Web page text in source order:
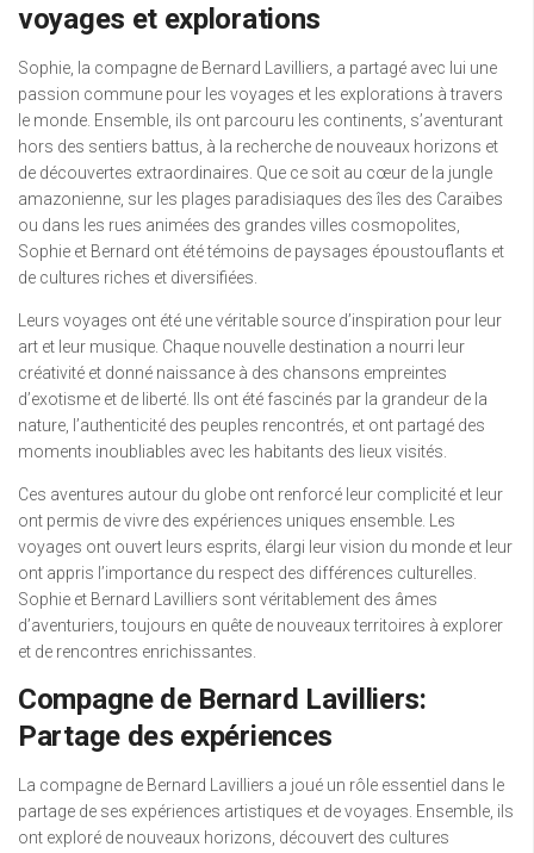
voyages et explorations
Sophie, la compagne de Bernard Lavilliers, a partagé avec lui une
passion commune pour les voyages et les explorations à travers
le monde. Ensemble, ils ont parcouru les continents, s’aventurant
hors des sentiers battus, à la recherche de nouveaux horizons et
de découvertes extraordinaires. Que ce soit au cœur de la jungle
amazonienne, sur les plages paradisiaques des îles des Caraïbes
ou dans les rues animées des grandes villes cosmopolites,
Sophie et Bernard ont été témoins de paysages époustouflants et
de cultures riches et diversifiées.
Leurs voyages ont été une véritable source d’inspiration pour leur
art et leur musique. Chaque nouvelle destination a nourri leur
créativité et donné naissance à des chansons empreintes
d’exotisme et de liberté. Ils ont été fascinés par la grandeur de la
nature, l’authenticité des peuples rencontrés, et ont partagé des
moments inoubliables avec les habitants des lieux visités.
Ces aventures autour du globe ont renforcé leur complicité et leur
ont permis de vivre des expériences uniques ensemble. Les
voyages ont ouvert leurs esprits, élargi leur vision du monde et leur
ont appris l’importance du respect des différences culturelles.
Sophie et Bernard Lavilliers sont véritablement des âmes
d’aventuriers, toujours en quête de nouveaux territoires à explorer
et de rencontres enrichissantes.
Compagne de Bernard Lavilliers:
Partage des expériences
La compagne de Bernard Lavilliers a joué un rôle essentiel dans le
partage de ses expériences artistiques et de voyages. Ensemble, ils
ont exploré de nouveaux horizons, découvert des cultures